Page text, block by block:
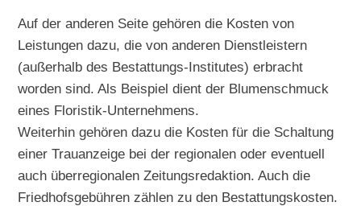
Auf der anderen Seite gehören die Kosten von
Leistungen dazu, die von anderen Dienstleistern
(außerhalb des Bestattungs-Institutes) erbracht
worden sind. Als Beispiel dient der Blumenschmuck
eines Floristik-Unternehmens.
Weiterhin gehören dazu die Kosten für die Schaltung
einer Trauanzeige bei der regionalen oder eventuell
auch überregionalen Zeitungsredaktion. Auch die
Friedhofsgebühren zählen zu den Bestattungskosten.